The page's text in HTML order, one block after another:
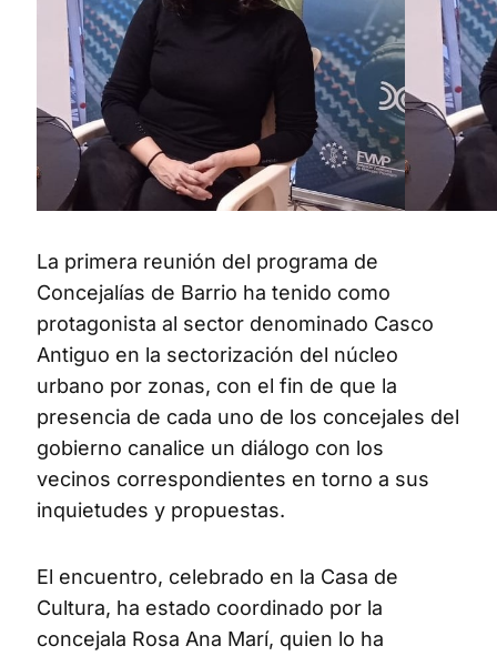
La primera reunión del programa de
Concejalías de Barrio ha tenido como
protagonista al sector denominado Casco
Antiguo en la sectorización del núcleo
urbano por zonas, con el fin de que la
presencia de cada uno de los concejales del
gobierno canalice un diálogo con los
vecinos correspondientes en torno a sus
inquietudes y propuestas.
El encuentro, celebrado en la Casa de
Cultura, ha estado coordinado por la
concejala Rosa Ana Marí, quien lo ha